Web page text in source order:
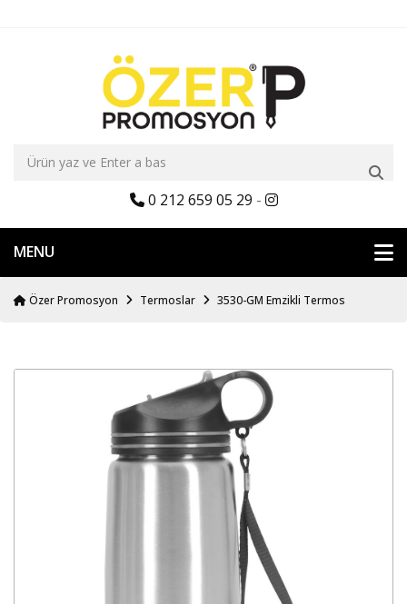
0 212 659 05 29 -
MENU
Özer Promosyon Termoslar 3530-GM Emzikli Termos